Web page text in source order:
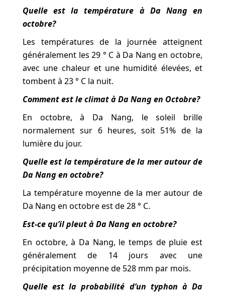
Quelle est la température à Da Nang en
octobre?
Les températures de la journée atteignent
généralement les 29 ° C à Da Nang en octobre,
avec une chaleur et une humidité élevées, et
tombent à 23 ° C la nuit.
Comment est le climat à Da Nang en Octobre?
En octobre, à Da Nang, le soleil brille
normalement sur 6 heures, soit 51% de la
lumière du jour.
Quelle est la température de la mer autour de
Da Nang en octobre?
La température moyenne de la mer autour de
Da Nang en octobre est de 28 ° C.
Est-ce qu’il pleut à Da Nang en octobre?
En octobre, à Da Nang, le temps de pluie est
généralement de 14 jours avec une
précipitation moyenne de 528 mm par mois.
Quelle est la probabilité d’un typhon à Da